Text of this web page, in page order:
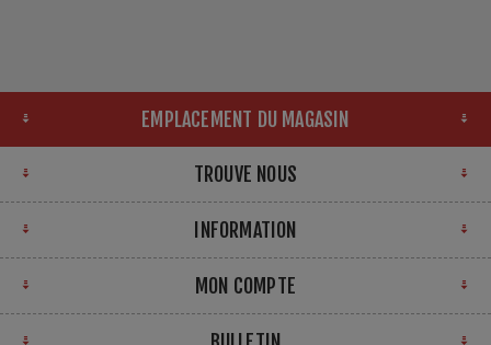
EMPLACEMENT DU MAGASIN
TROUVE NOUS
INFORMATION
MON COMPTE